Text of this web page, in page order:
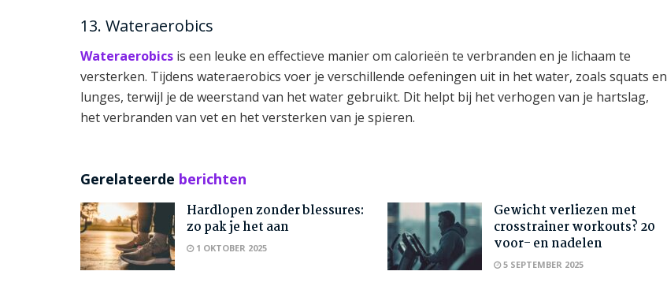
13. Wateraerobics
Wateraerobics is een leuke en effectieve manier om calorieën te verbranden en je lichaam te
versterken. Tijdens wateraerobics voer je verschillende oefeningen uit in het water, zoals squats en
lunges, terwijl je de weerstand van het water gebruikt. Dit helpt bij het verhogen van je hartslag,
het verbranden van vet en het versterken van je spieren.
Gerelateerde berichten
Hardlopen zonder blessures:
zo pak je het aan
1 OKTOBER 2025
Gewicht verliezen met
crosstrainer workouts? 20
voor- en nadelen
5 SEPTEMBER 2025